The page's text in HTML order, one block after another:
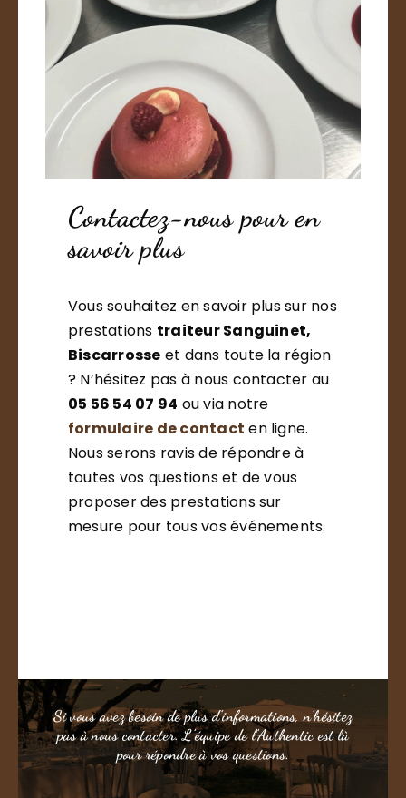
Contactez-nous pour en
savoir plus
Vous souhaitez en savoir plus sur nos
prestations traiteur Sanguinet,
Biscarrosse et dans toute la région
? N’hésitez pas à nous contacter au
05 56 54 07 94 ou via notre
formulaire de contact en ligne.
Nous serons ravis de répondre à
toutes vos questions et de vous
proposer des prestations sur
mesure pour tous vos événements.
Si vous avez besoin de plus d’informations, n’hésitez
pas à nous contacter. L’équipe de l’Authentic est là
pour répondre à vos questions.